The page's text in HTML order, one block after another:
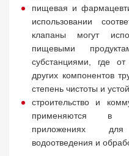
пищевая и
использовании
клапаны могут
пищевыми
субстанциями, где
других компонентов
степень чистоты и
строительство и
применяются в
приложениях
водоотведения и